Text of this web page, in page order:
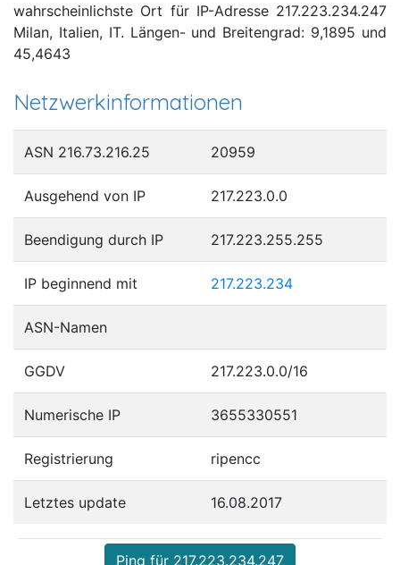
wahrscheinlichste Ort für IP-Adresse 217.223.234.247
Milan, Italien, IT. Längen- und Breitengrad: 9,1895 und
45,4643
Netzwerkinformationen
ASN 216.73.216.25 20959
Ausgehend von IP 217.223.0.0
Beendigung durch IP 217.223.255.255
IP beginnend mit 217.223.234
ASN-Namen
GGDV 217.223.0.0/16
Numerische IP 3655330551
Registrierung ripencc
Letztes update 16.08.2017
Ping für 217.223.234.247